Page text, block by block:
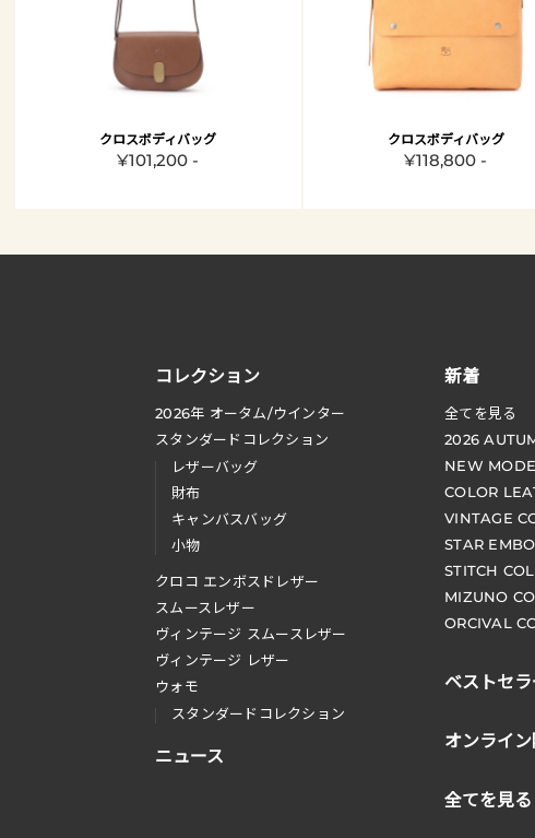
クロスボディバッグ
¥101,200 -
クロスボディバッグ
¥118,800 -
コレクション
2026年 オータム/ウインター
スタンダードコレクション
レザーバッグ
財布
キャンバスバッグ
小物
クロコ エンボスドレザー
スムースレザー
ヴィンテージ スムースレザー
ヴィンテージ レザー
ウォモ
スタンダードコレクション
ニュース
新着
全てを見る
2026
NEW
COLOR
VINTAGE
STAR
STITCH
MIZUNO
ORCIVAL
ベストセ
オンライ
全てを見る